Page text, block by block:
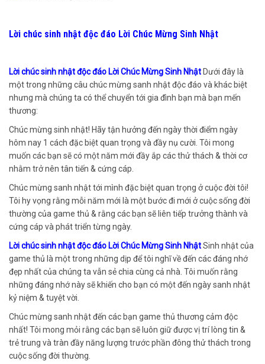
Lời chúc sinh nhật độc đáo Lời Chúc Mừng Sinh Nhật
Lời chúc sinh nhật độc đáo Lời Chúc Mừng Sinh NhậtDưới đây là
một trong những câu chúc mừng sanh nhật độc đáo và khác biệt
nhưng mà chúng ta có thể chuyển tới gia đình bạn mà bạn mến
thương:
Chúc mừng sinh nhật! Hãy tận hưởng đến ngày thời điểm ngày
hôm nay 1 cách đặc biệt quan trọng và đầy nụ cười. Tôi mong
muốn các bạn sẽ có một năm mới đầy ắp các thử thách & thời cơ
nhằm trở nên tân tiến & cứng cáp.
Chúc mừng sanh nhật tới mình đặc biệt quan trọng ở cuộc đời tôi!
Tôi hy vọng rằng mỗi năm mới là một bước đi mới ở cuộc sống đời
thường của game thủ & rằng các bạn sẽ liên tiếp trưởng thành và
cứng cáp và phát triển từng ngày.
Lời chúc sinh nhật độc đáo Lời Chúc Mừng Sinh NhậtSinh nhật của
game thủ là một trong những dịp để tôi nghĩ về đến các đáng nhớ
đẹp nhất của chúng ta vẫn sẻ chia cùng cả nhà. Tôi muốn rằng
những đáng nhớ này sẽ khiến cho bạn có một đến ngày sanh nhật
kỷ niệm & tuyệt vời.
Chúc mừng sanh nhật đến các bạn game thủ thương cảm độc
nhất! Tôi mong mỏi rằng các bạn sẽ luôn giữ được vị trí lòng tin &
trẻ trung và tràn đầy năng lượng trước phần đông thử thách trong
cuộc sống đời thường.